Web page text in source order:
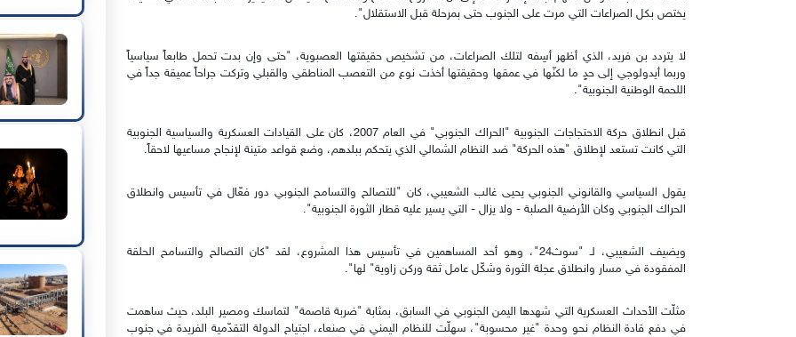
يختص بكل الصراعات التي مرت على الجنوب حتى بمرحلة قبل الاستقلال".
لا يتردد بن فريد، الذي أظهر أسِفه لتلك الصراعات، من تشخيص حقيقتها العصبوية، "حتى وإن بدت تحمل طابعاً سياسياً
وربما أيدولوجي إلى حدٍ ما لكنّها في عمقها وحقيقتها أخذت نوع من التعصب المناطقي والقبلي وتركت جراحاً عميقة جداً في
اللحمة الوطنية الجنوبية".
قبل انطلاق حركة الاحتجاجات الجنوبية "الحراك الجنوبي" في العام 2007، كان على القيادات العسكرية والسياسية الجنوبية
التي كانت تستعد لإطلاق "هذه الحركة" ضد النظام الشمالي الذي يتحكم ببلدهم، وضع قواعد متينة لإنجاح مساعيها لاحقاً.
يقول السياسي والقانوني الجنوبي يحيى غالب الشعيبي، كان "للتصالح والتسامح الجنوبي دور فعّال في تأسيس وانطلاق
الحراك الجنوبي وكان الأرضية الصلبة - ولا يزال - التي يسير عليه قطار الثورة الجنوبية".
ويضيف الشعيبي، لـ "سوث24"، وهو أحد المساهمين في تأسيس هذا المشروع، لقد "كان التصالح والتسامح الحلقة
المفقودة في مسار وانطلاق عجلة الثورة وشكّل عامل ثقة وركن زاوية" لها".
مثلّت الأحداث العسكرية التي شهدها اليمن الجنوبي في السابق، بمثابة "ضربة قاصمة" لتماسك ومصير البلد، حيث ساهمت
في دفع قادة النظام نحو وحدة "غير محسوبة"، سهلّت للنظام اليمني في صنعاء، اجتياح الدولة التقدّمية الفريدة في جنوب